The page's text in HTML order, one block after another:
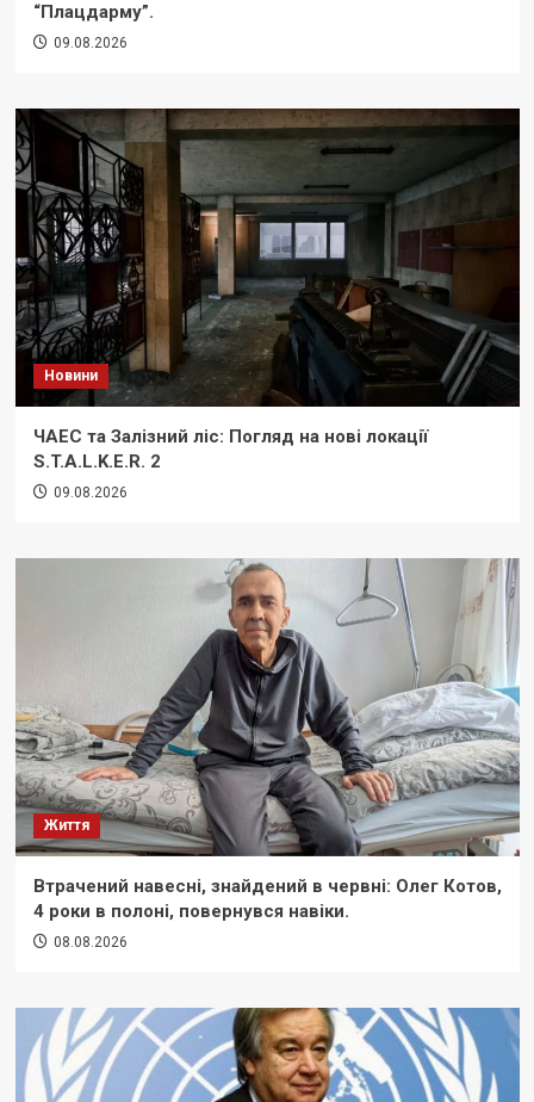
“Плацдарму”.
09.08.2026
Новини
ЧАЕС та Залізний ліс: Погляд на нові локації
S.T.A.L.K.E.R. 2
09.08.2026
Життя
Втрачений навесні, знайдений в червні: Олег Котов,
4 роки в полоні, повернувся навіки.
08.08.2026